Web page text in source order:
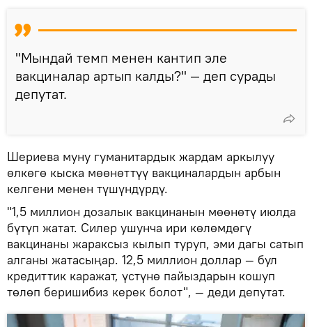
"Мындай темп менен кантип эле
вакциналар артып калды?" — деп сурады
депутат.
Шериева муну гуманитардык жардам аркылуу
өлкөгө кыска мөөнөттүү вакциналардын арбын
келгени менен түшүндүрдү.
"1,5 миллион дозалык вакцинанын мөөнөтү июлда
бүтүп жатат. Силер ушунча ири көлөмдөгү
вакцинаны жараксыз кылып туруп, эми дагы сатып
алганы жатасыңар. 12,5 миллион доллар — бул
кредиттик каражат, үстүнө пайыздарын кошуп
төлөп беришибиз керек болот", — деди депутат.